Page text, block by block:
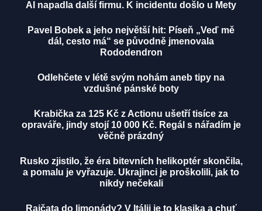
AI napadla další firmu. K incidentu došlo u Mety
Pavel Bobek a jeho největší hit: Píseň „Veď mě
dál, cesto má“ se původně jmenovala
Rododendron
Odlehčete v létě svým nohám aneb tipy na
vzdušné pánské boty
Krabička za 125 Kč z Actionu ušetří tisíce za
opraváře, jindy stojí 10 000 Kč. Regál s nářadím je
věčně prázdný
Rusko zjistilo, že éra bitevních helikoptér skončila,
a pomalu je vyřazuje. Ukrajinci je proškolili, jak to
nikdy nečekali
Rajčata do limonády? V Itálii je to klasika a chuť